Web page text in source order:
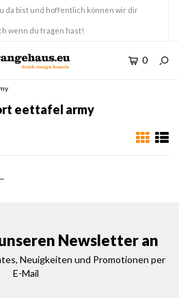
da bist und hoffentlich können wir dir
wenn du fragen hast!
0
eettafel army
Newsletter an
Neuigkeiten und Promotionen per
E-Mail